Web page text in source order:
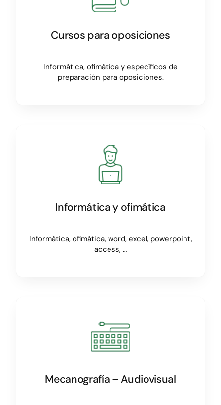
Cursos para oposiciones
Informática, ofimática y específicos de
preparación para oposiciones.
Informática y ofimática
Informática, ofimática, word, excel, powerpoint,
access, …
Mecanografía – Audiovisual